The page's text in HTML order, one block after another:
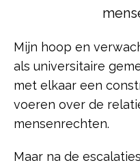
Mijn hoop en
als universitaire
met elkaar een
voeren over de
mensenrechten.
Maar na de